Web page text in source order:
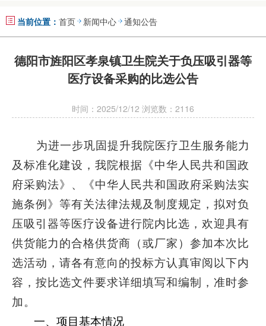
当前位置： 首页 新闻中心 通知公告
德阳市旌阳区孝泉镇卫生院关于负压吸引器等
医疗设备采购的比选公告
时间：2025/12/12 浏览数：2116
为进一步巩固提升我院医疗卫生服务能力
及标准化建设，我院根据《中华人民共和国政
府采购法》、《中华人民共和国政府采购法实
施条例》等有关法律法规及制度规定，拟对负
压吸引器等医疗设备进行院内比选，欢迎具有
供货能力的合格供货商（或厂家）参加本次比
选活动，请各有意向的投标方认真审阅以下内
容，按比选文件要求详细填写和编制，准时参
加。
一、项目基本情况